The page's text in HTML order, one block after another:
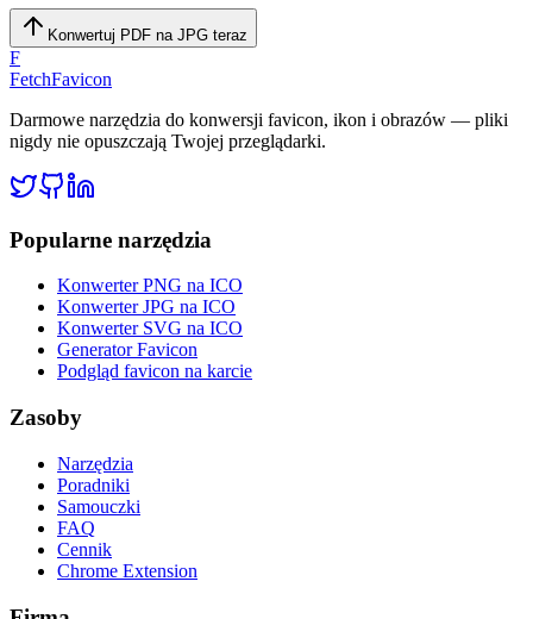
Konwertuj PDF na JPG teraz
F
FetchFavicon
Darmowe narzędzia do konwersji favicon, ikon i obrazów — pliki
nigdy nie opuszczają Twojej przeglądarki.
Popularne narzędzia
Konwerter PNG na ICO
Konwerter JPG na ICO
Konwerter SVG na ICO
Generator Favicon
Podgląd favicon na karcie
Zasoby
Narzędzia
Poradniki
Samouczki
FAQ
Cennik
Chrome Extension